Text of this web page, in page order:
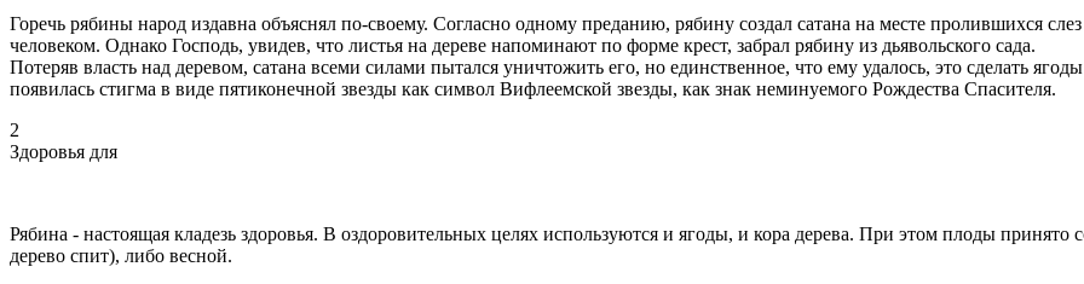
Горечь рябины народ издавна объяснял по-своему. Согласно одному преданию, рябину создал сатана на месте пролившихся
человеком. Однако Господь, увидев, что листья на дереве напоминают по форме крест, забрал рябину из дьявольского сада.
Потеряв власть над деревом, сатана всеми силами пытался уничтожить его, но единственное, что ему удалось, это сделать
появилась стигма в виде пятиконечной звезды как символ Вифлеемской звезды, как знак неминуемого Рождества Спасителя.
2
Здоровья для
Рябина - настоящая кладезь здоровья. В оздоровительных целях используются и ягоды, и кора дерева. При этом плоды принято
дерево спит), либо весной.